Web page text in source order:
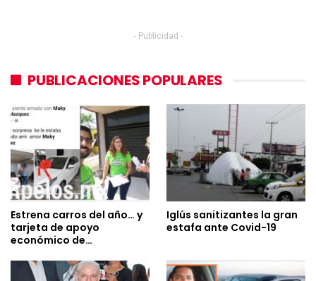
- Publicidad -
PUBLICACIONES POPULARES
Estrena carros del año… y
tarjeta de apoyo
económico de…
Iglús sanitizantes la gran
estafa ante Covid-19